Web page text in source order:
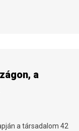
a
a társadalom 42